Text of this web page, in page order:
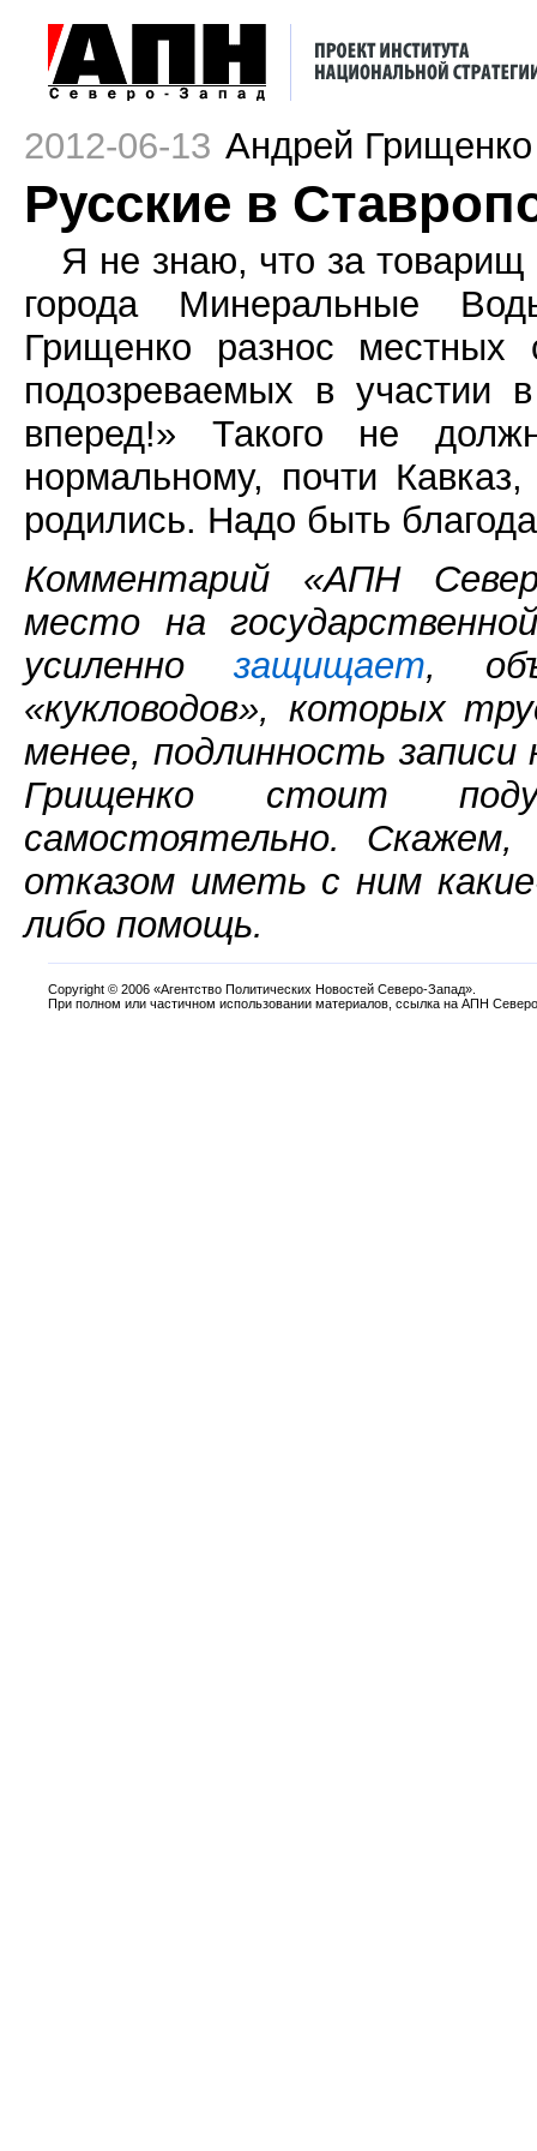
2012-06-13 Андрей Грищенко
Русские в
Я не знаю, что за
города Минеральные
Грищенко разнос местных
подозреваемых в участии
вперед!» Такого не
нормальному, почти
родились. Надо быть
Комментарий «АПН
место на
усиленнозащищает,
«кукловодов», которых
менее, подлинность
Грищенко стоит
самостоятельно.
отказом иметь с ним
либо помощь.
Copyright © 2006 «Агентство Политических Новостей Северо-Запад».
При полном или частичном использовании материалов, ссылка на АПН